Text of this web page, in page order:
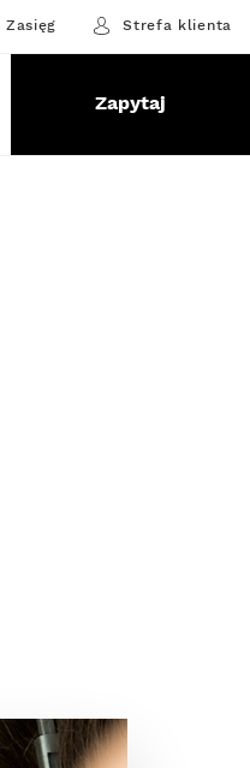
Zasięg Strefa klienta
Zapytaj